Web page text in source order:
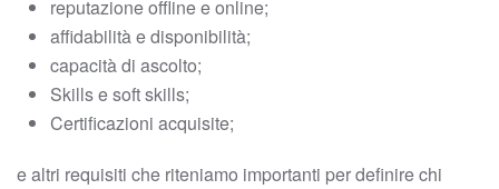
reputazione offline e online;
affidabilità e disponibilità;
capacità di ascolto;
Skills e soft skills;
Certificazioni acquisite;
e altri requisiti che riteniamo importanti per definire chi